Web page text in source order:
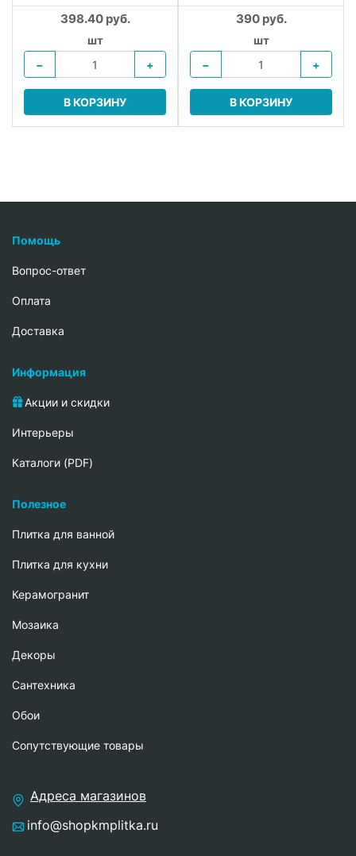
398.40 руб.
шт
−
+
В КОРЗИНУ
390 руб.
шт
−
+
В КОРЗИНУ
Помощь
Вопрос-ответ
Oплата
Доставка
Информация
Акции и скидки
Интерьеры
Каталоги (PDF)
Полезное
Плитка для ванной
Плитка для кухни
Керамогранит
Мозаика
Декоры
Сантехника
Обои
Сопутствующие товары
Адреса магазинов
info@shopkmplitka.ru